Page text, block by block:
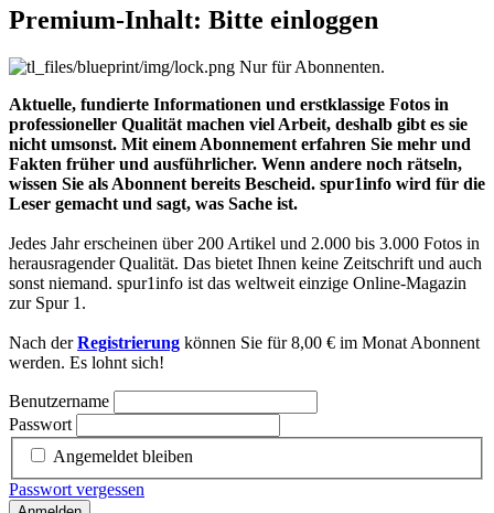
Premium-Inhalt: Bitte einloggen
Nur für Abonnenten.
Aktuelle, fundierte Informationen und erstklassige Fotos in
professioneller Qualität machen viel Arbeit, deshalb gibt es sie
nicht umsonst. Mit einem Abonnement erfahren Sie mehr und
Fakten früher und ausführlicher. Wenn andere noch rätseln,
wissen Sie als Abonnent bereits Bescheid. spur1info wird für die
Leser gemacht und sagt, was Sache ist.
Jedes Jahr erscheinen über 200 Artikel und 2.000 bis 3.000 Fotos in
herausragender Qualität. Das bietet Ihnen keine Zeitschrift und auch
sonst niemand. spur1info ist das weltweit einzige Online-Magazin
zur Spur 1.
Nach derRegistrierung können Sie für 8,00 € im Monat Abonnent
werden. Es lohnt sich!
Benutzername
Passwort
Angemeldet bleiben
Passwort vergessen